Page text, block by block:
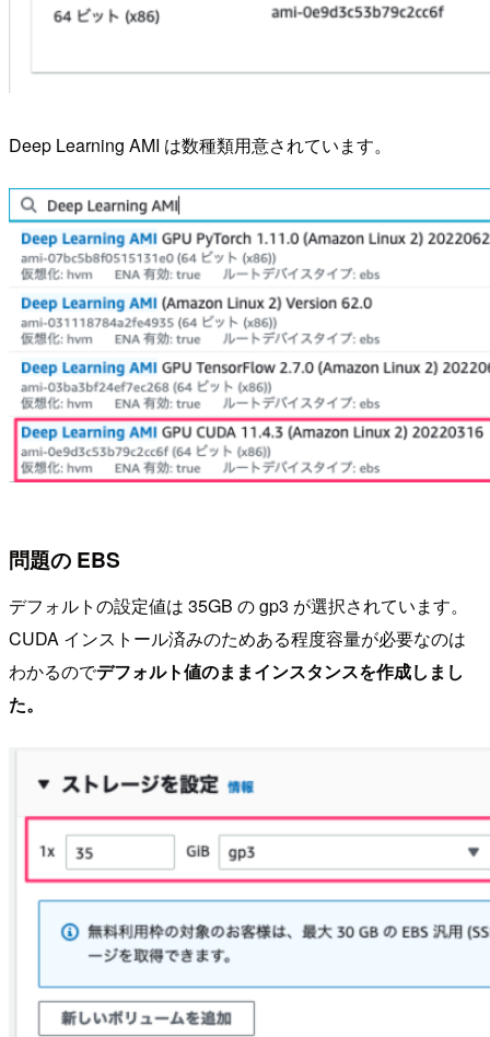
Deep Learning AMI は数種類用意されています。
問題の EBS
デフォルトの設定値は 35GB の gp3 が選択されています。
CUDA インストール済みのためある程度容量が必要なのは
わかるのでデフォルト値のままインスタンスを作成しまし
た。